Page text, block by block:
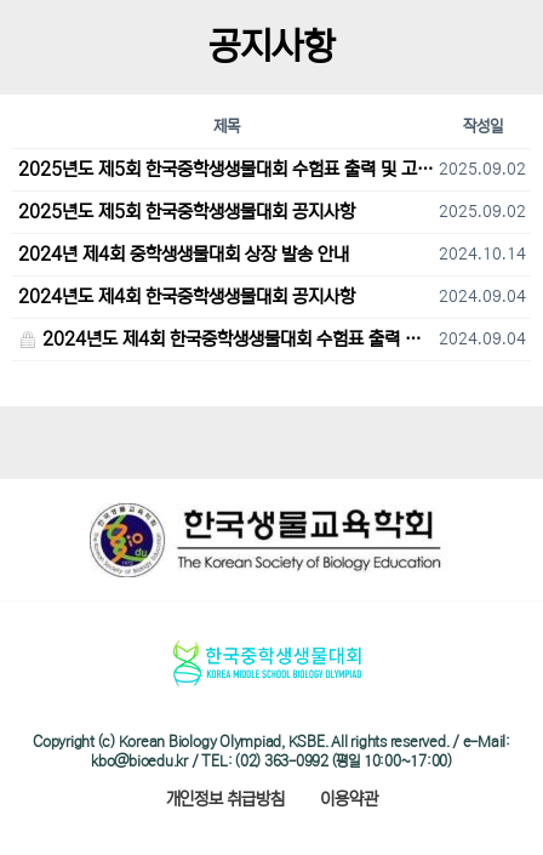
공지사항
제목 작성일
2025년도 제5회 한국중학생생물대회 수험표 출력 및 고사장 오시는 길 안내 2025.09.02
2025년도 제5회 한국중학생생물대회 공지사항 2025.09.02
2024년 제4회 중학생생물대회 상장 발송 안내 2024.10.14
2024년도 제4회 한국중학생생물대회 공지사항 2024.09.04
2024년도 제4회 한국중학생생물대회 수험표 출력 및 고사장 오시는 길 안내 2024.09.04
Copyright (c) Korean Biology Olympiad, KSBE. All rights reserved. / e-Mail:
kbo@bioedu.kr / TEL: (02) 363-0992 (평일 10:00~17:00)
개인정보 취급방침 이용약관